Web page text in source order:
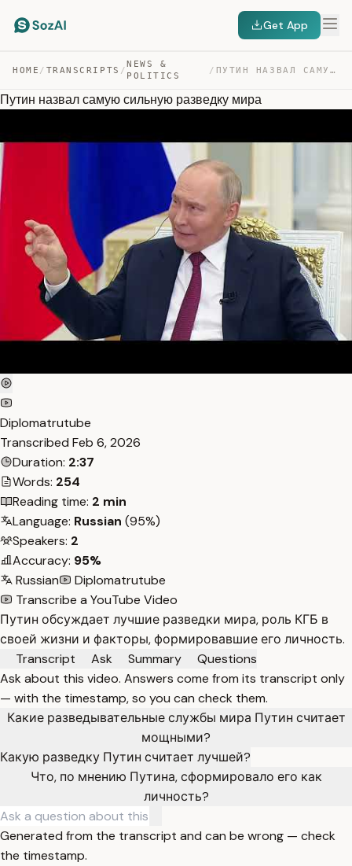
Get App
HOME / TRANSCRIPTS /
NEWS &
POLITICS
/ ПУТИН НАЗВАЛ САМУЮ СИЛЬНУЮ РАЗВЕДКУ МИРА — TRANSCRIPT
Путин назвал самую сильную разведку мира
Diplomatrutube
Transcribed Feb 6, 2026
Duration: 2:37
Words: 254
Reading time: 2 min
Language: Russian (95%)
Speakers: 2
Accuracy: 95%
Russian
Diplomatrutube
Transcribe a YouTube Video
Путин обсуждает лучшие разведки мира, роль КГБ в
своей жизни и факторы, формировавшие его личность.
Transcript
Ask Summary
Questions
Ask about this video. Answers come from its transcript only
— with the timestamp, so you can check them.
Какие разведывательные службы мира Путин считает
мощными?
Какую разведку Путин считает лучшей?
Что, по мнению Путина, сформировало его как
личность?
Generated from the transcript and can be wrong — check
the timestamp.